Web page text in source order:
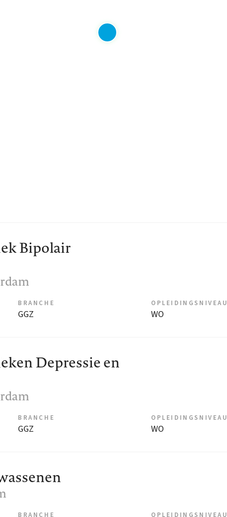
Bipolair
BRANCHE
GGZ
OPLEIDINGSNIVEAU
WO
Depressie en
BRANCHE
GGZ
OPLEIDINGSNIVEAU
WO